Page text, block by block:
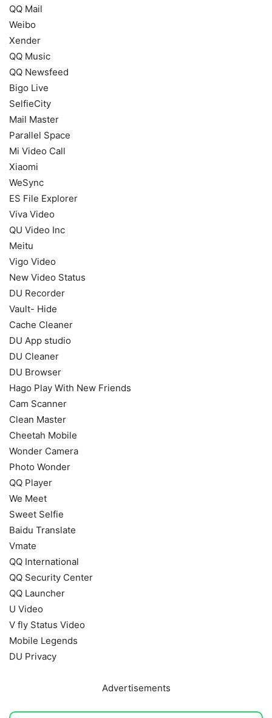
QQ Mail
Weibo
Xender
QQ Music
QQ Newsfeed
Bigo Live
SelfieCity
Mail Master
Parallel Space
Mi Video Call
Xiaomi
WeSync
ES File Explorer
Viva Video
QU Video Inc
Meitu
Vigo Video
New Video Status
DU Recorder
Vault- Hide
Cache Cleaner
DU App studio
DU Cleaner
DU Browser
Hago Play With New Friends
Cam Scanner
Clean Master
Cheetah Mobile
Wonder Camera
Photo Wonder
QQ Player
We Meet
Sweet Selfie
Baidu Translate
Vmate
QQ International
QQ Security Center
QQ Launcher
U Video
V fly Status Video
Mobile Legends
DU Privacy
Advertisements